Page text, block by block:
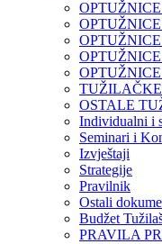
OPTUŽNICE
OPTUŽNICE
OPTUŽNICE
OPTUŽNICE
OPTUŽNICE
OSTALE
Individualni i
Seminari i
Izvještaji
Strategije
Pravilnik
Ostali
Budžet
PRAVILA